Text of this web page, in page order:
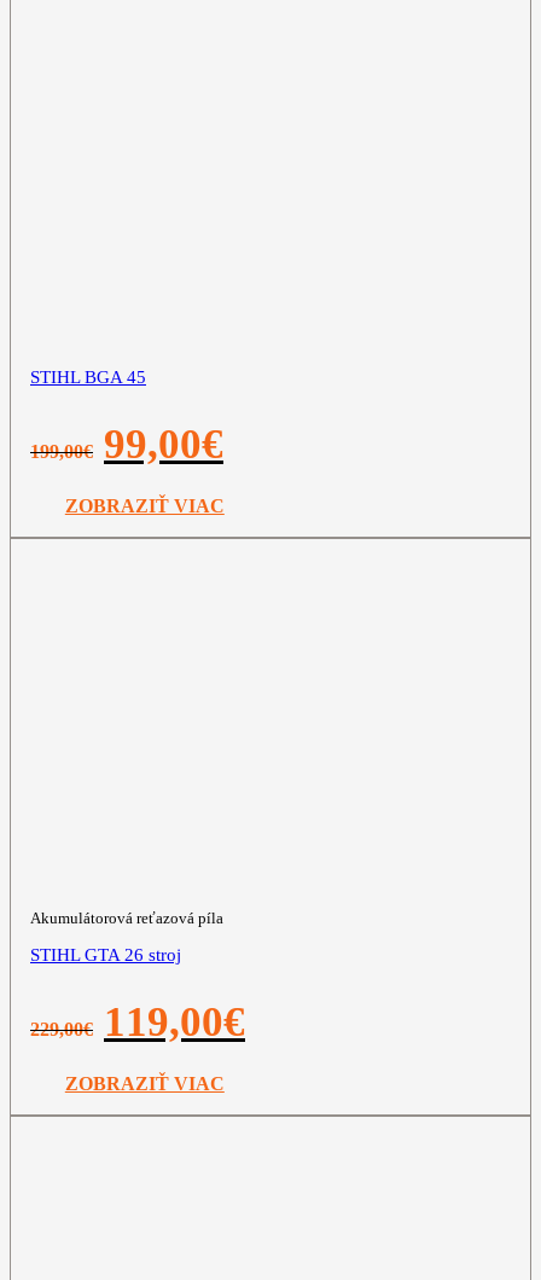
STIHL BGA 45
199,00€
Pôvodná
cena
199,00€.
99,00€
ZOBRAZIŤ VIAC
Akumulátorová reťazová píla
STIHL GTA 26 stroj
229,00€
Pôvodná
cena
229,00€.
119,00€
ZOBRAZIŤ VIAC